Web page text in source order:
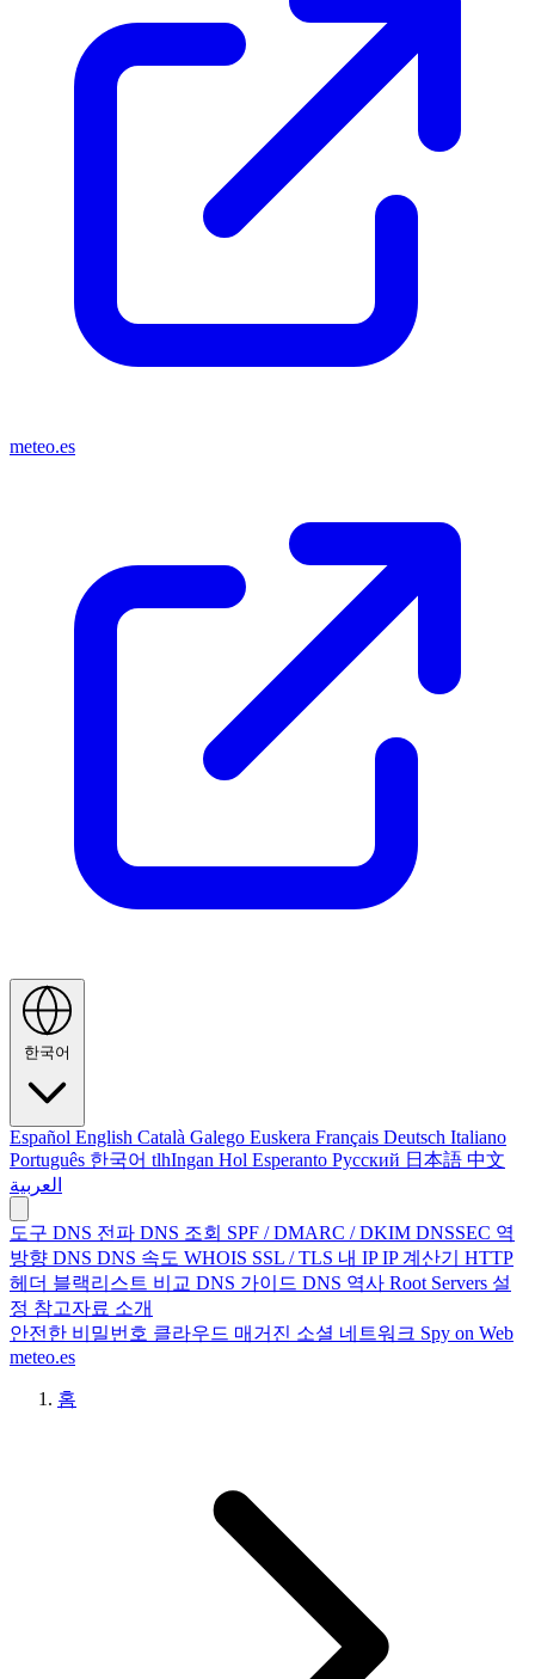
meteo.es
한국어
Español English Català Galego Euskera Français Deutsch Italiano
Português 한국어 tlhIngan Hol Esperanto Русский 日本語 中文
العربية
도구 DNS 전파 DNS 조회 SPF / DMARC / DKIM DNSSEC 역
방향 DNS DNS 속도 WHOIS SSL / TLS 내 IPIP 계산기 HTTP
헤더 블랙리스트 비교 DNS 가이드 DNS 역사 Root Servers 설
정 참고자료 소개
안전한 비밀번호 클라우드 매거진 소셜 네트워크 Spy on Web
meteo.es
홈